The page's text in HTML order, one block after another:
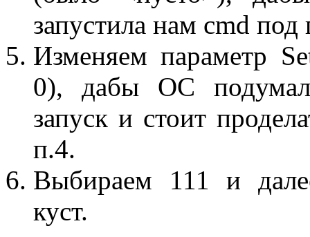
запустила нам cmd
Изменяем параметр
0), дабы ОС
запуск и стоит
п.4.
Выбираем 111 и
куст.